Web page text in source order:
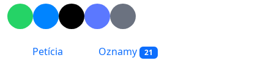
Petícia Oznamy 21